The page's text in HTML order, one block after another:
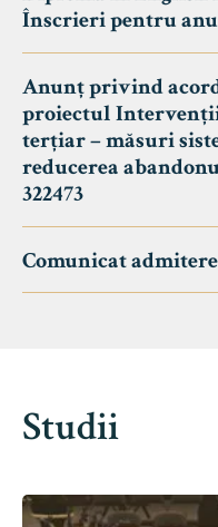
Înscrieri pentru
Anunț privind
proiectul
terțiar – măsuri
reducerea
322473
Comunicat admitere
Studii